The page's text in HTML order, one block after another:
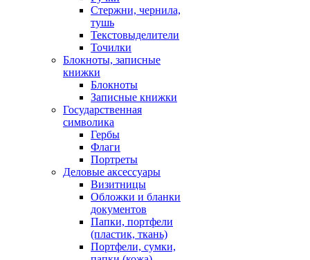
Стержни, чернила,
тушь
Текстовыделители
Точилки
Блокноты, записные
книжки
Блокноты
Записные книжки
Государственная
символика
Гербы
Флаги
Портреты
Деловые аксессуары
Визитницы
Обложки и бланки
документов
Папки, портфели
(пластик, ткань)
Портфели, сумки,